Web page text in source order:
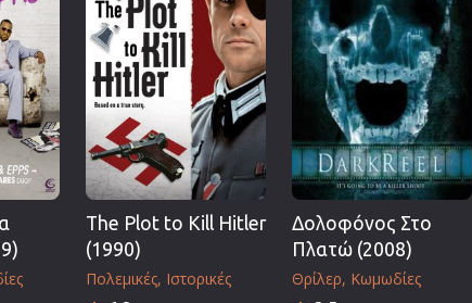
The Plot to Kill Hitler
(1990)
Πολεμικές Ιστορικές
Δολοφόνος Στο
Πλατώ (2008)
Θρίλερ Κωμωδίες